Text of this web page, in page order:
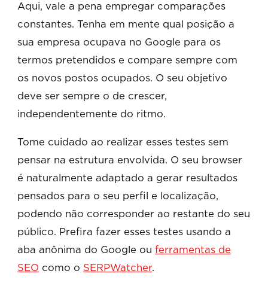
Aqui, vale a pena empregar comparações
constantes. Tenha em mente qual posição a
sua empresa ocupava no Google para os
termos pretendidos e compare sempre com
os novos postos ocupados. O seu objetivo
deve ser sempre o de crescer,
independentemente do ritmo.
Tome cuidado ao realizar esses testes sem
pensar na estrutura envolvida. O seu browser
é naturalmente adaptado a gerar resultados
pensados para o seu perfil e localização,
podendo não corresponder ao restante do seu
público. Prefira fazer esses testes usando a
aba anônima do Google ou ferramentas de
SEO como o SERPWatcher.